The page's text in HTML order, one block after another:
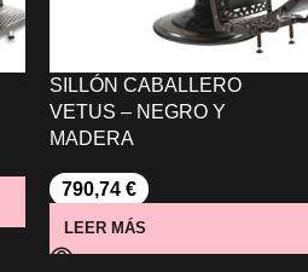
SILLÓN CABALLERO
VETUS – NEGRO Y
MADERA
790,74 €
LEER MÁS